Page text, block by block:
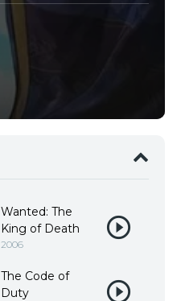
Wanted: The
King of Death
2006
The Code of
Duty